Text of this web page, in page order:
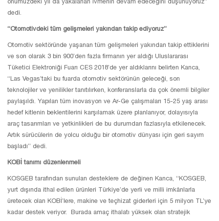
dedi.
“Otomotivdeki tüm gelişmeleri yakından takip ediyoruz”
Otomotiv sektöründe yaşanan tüm gelişmeleri yakından takip ettiklerini
ve son olarak 3 bin 900’den fazla firmanın yer aldığı Uluslararası
Tüketici Elektroniği Fuarı CES 2018’de yer aldıklarını belirten Kanca,
“Las Vegas’taki bu fuarda otomotiv sektörünün geleceği, son
teknolojiler ve yenilikler tanıtılırken, konferanslarla da çok önemli bilgiler
paylaşıldı. Yapılan tüm inovasyon ve Ar-Ge çalışmaları 15-25 yaş arası
hedef kitlenin beklentilerini karşılamak üzere planlanıyor, dolayısıyla
araç tasarımları ve yetkinlikleri de bu durumdan fazlasıyla etkilenecek.
Artık sürücülerin de yolcu olduğu bir otomotiv dünyası için geri sayım
başladı” dedi.
KOBİ tanımı düzenlenmeli
KOSGEB tarafından sunulan desteklere de değinen Kanca, “KOSGEB,
yurt dışında ithal edilen ürünleri Türkiye’de yerli ve milli imkânlarla
üretecek olan KOBİ’lere, makine ve teçhizat giderleri için 5 milyon TL’ye
kadar destek veriyor. Burada amaç ithalatı yüksek olan stratejik